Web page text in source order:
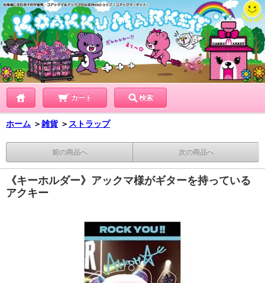
カート 検索
ホーム ＞雑貨 ＞ ストラップ
前の商品へ 次の商品へ
《キーホルダー》アックマ様がギターを持っている
アクキー